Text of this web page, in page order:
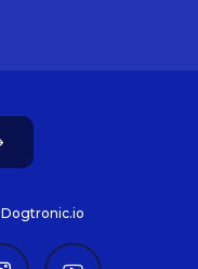
Dogtronic.io